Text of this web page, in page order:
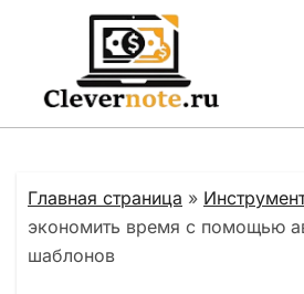
содержанию
Главная страница »
экономить время с помощью
шаблонов